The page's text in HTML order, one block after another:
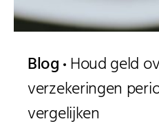
Blog Houd geld
verzekeringen
vergelijken